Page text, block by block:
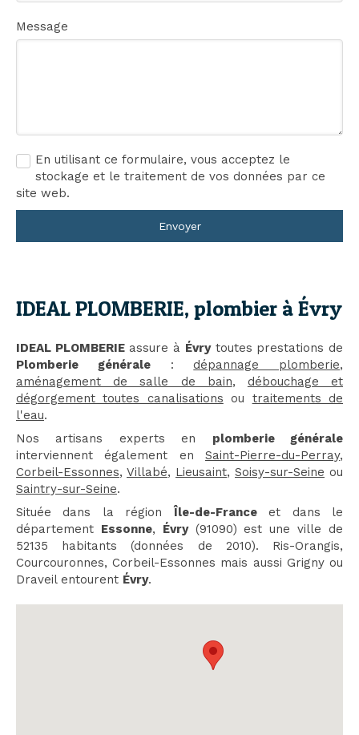
Message
En utilisant ce formulaire, vous acceptez le
stockage et le traitement de vos données par ce
site web.
Envoyer
IDEAL PLOMBERIE, plombier à Évry
IDEAL PLOMBERIEassure à Évrytoutes prestations de
Plomberie générale:dépannage plomberie,
aménagement de salle de bain, débouchage et
dégorgement toutes canalisations ou traitements de
l'eau.
Nos artisans experts en plomberie générale
interviennent également en Saint-Pierre-du-Perray,
Corbeil-Essonnes, Villabé, Lieusaint, Soisy-sur-Seine ou
Saintry-sur-Seine.
Située dans la régionÎle-de-Franceet dans le
département Essonne, Évry(91090) est une ville de
52135 habitants (données de 2010). Ris-Orangis,
Courcouronnes, Corbeil-Essonnes mais aussi Grigny ou
Draveil entourent Évry.